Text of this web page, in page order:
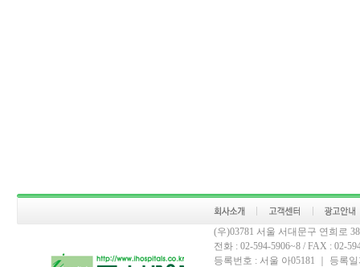
(우)03781 서울 서대문구 연희로
전화 : 02-594-5906~8 / FAX : 02-
등록번호 : 서울 아05181 ｜ 등록